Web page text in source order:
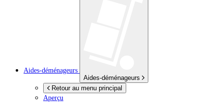
Aides-déménageurs
Aides-déménageurs
Retour au menu principal
Aperçu